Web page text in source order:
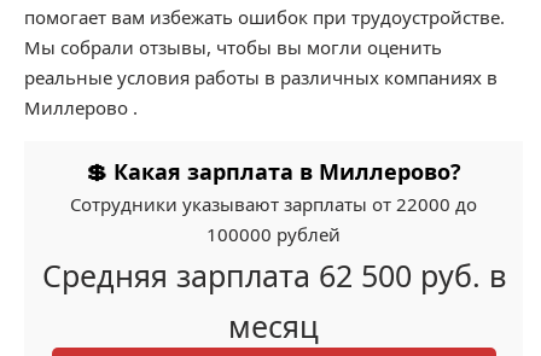
помогает вам избежать ошибок при трудоустройстве.
Мы собрали отзывы, чтобы вы могли оценить
реальные условия работы в различных компаниях в
Миллерово .
💲 Какая зарплата в Миллерово?
Сотрудники указывают зарплаты от 22000 до
100000 рублей
Средняя зарплата 62 500 руб. в
месяц